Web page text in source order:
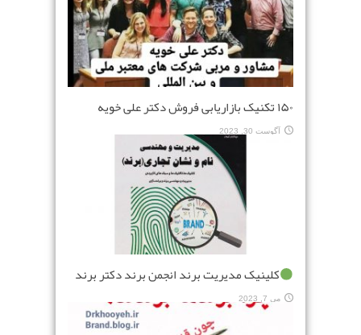
۱۵۰ تکنیک بازاریابی فروش دکتر علی خویه
آگوست 30, 2023
کلینیک مدیریت برند انجمن برند دکتر برند
می 7, 2023